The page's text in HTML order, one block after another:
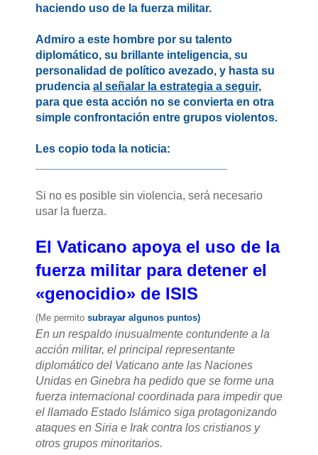
haciendo uso de la fuerza militar.
Admiro a este hombre por su talento
diplomático, su brillante inteligencia, su
personalidad de político avezado, y hasta su
prudencia al señalar la estrategia a seguir,
para que esta acción no se convierta en otra
simple confrontación entre grupos violentos.
Les copio toda la noticia:
Si no es posible sin violencia, será necesario
usar la fuerza.
El Vaticano apoya el uso de la
fuerza militar para detener el
«genocidio» de ISIS
(Me permito subrayar algunos puntos)
En un respaldo inusualmente contundente a la
acción militar, el principal representante
diplomático del Vaticano ante las Naciones
Unidas en Ginebra ha pedido que se forme una
fuerza internacional coordinada para impedir que
el llamado Estado Islámico siga protagonizando
ataques en Siria e Irak contra los cristianos y
otros grupos minoritarios.